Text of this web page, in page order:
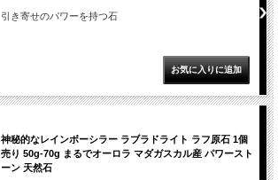
引き寄せのパワーを持つ石
神秘的なレインボーシラー ラブラドライト ラフ原石 1個
売り 50g-70g まるでオーロラ マダガスカル産 パワースト
ーン 天然石